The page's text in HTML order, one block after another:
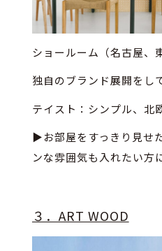
ショールーム（名古屋、
独自のブランド展開をし
テイスト：シンプル、北
▶お部屋をすっきり見せ
ンな雰囲気も入れたい方
３．ART WOOD